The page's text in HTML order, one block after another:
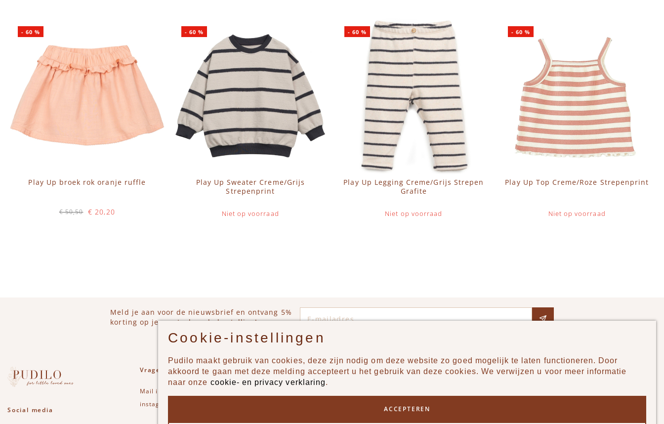
Play Up broek rok oranje ruffle
€ 20,20
€ 50,50
-60 %
Play Up Sweater Creme/Grijs
Strepenprint
Niet op voorraad
- 60 %
Play Up Legging Creme/Grijs Strepen
Grafite
Niet op voorraad
-60 %
Play Up Top Creme/Roze Strepenprint
Niet op voorraad
- 60 %
Meld je aan voor de nieuwsbrief en ontvang 5%
korting op je eerstvolgende bestelling!
Social media
Vragen of opmerkingen?
Mail info@pudilo.nl
instagram
Producten Pudilo
Cookie-instellingen
Pudilo maakt gebruik van cookies, deze zijn nodig om deze website zo goed mogelijk te laten functioneren. Door
akkoord te gaan met deze melding accepteert u het gebruik van deze cookies. We verwijzen u voor meer informatie
naar onze cookie- en privacy verklaring.
ACCEPTEREN